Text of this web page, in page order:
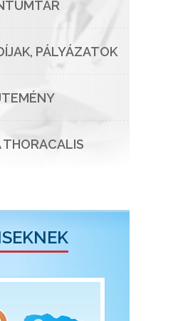
PÁLYÁZATOK
THORACALIS